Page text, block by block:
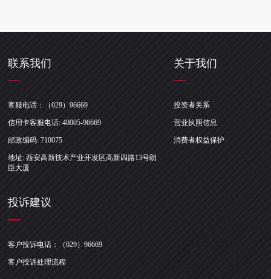
联系我们
客服电话：（029）96669
信用卡客服电话: 40005-96669
邮政编码: 710075
地址: 西安高新技术产业开发区高新四路13号朗
臣大厦
关于我们
投资者关系
营业执照信息
消费者权益保护
投诉建议
客户投诉电话：（029）96669
客户投诉处理流程